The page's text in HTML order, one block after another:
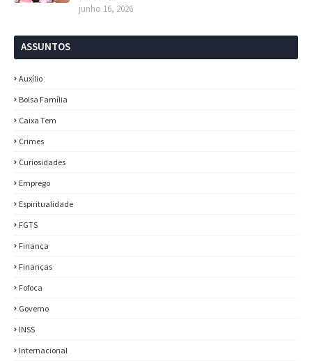
junho 16, 2026
ASSUNTOS
Auxílio
Bolsa Família
Caixa Tem
Crimes
Curiosidades
Emprego
Espiritualidade
FGTS
Finança
Finanças
Fofoca
Governo
INSS
Internacional